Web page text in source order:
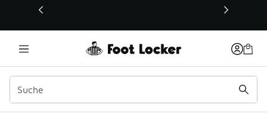
Dieser Link öffnet sich in einem neuen Fenster